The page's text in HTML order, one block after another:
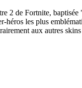
2 de Fortnite,
héros les plus
aux autres